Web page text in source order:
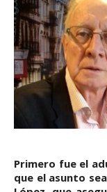
Primero fue el
que el asunto